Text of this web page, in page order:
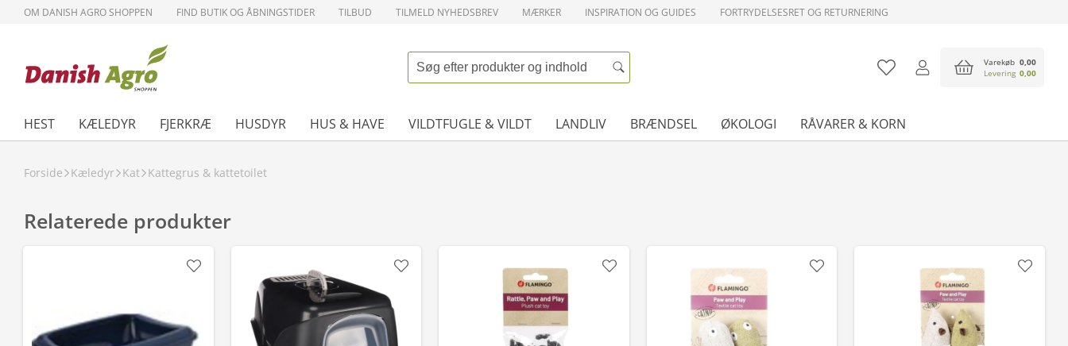
OM DANISH AGRO SHOPPEN FIND BUTIK OG ÅBNINGSTIDER TILBUD TILMELD NYHEDSBREV MÆRKER INSPIRATION OG GUIDES FORTRYDELSESRET OG RETURNERING
Varekøb 0,00
Levering 0,00
HEST KÆLEDYR FJERKRÆ HUSDYR HUS & HAVE VILDTFUGLE & VILDT LANDLIV BRÆNDSEL ØKOLOGI RÅVARER & KORN
Forside Kæledyr Kat Kattegrus & kattetoilet
Relaterede produkter